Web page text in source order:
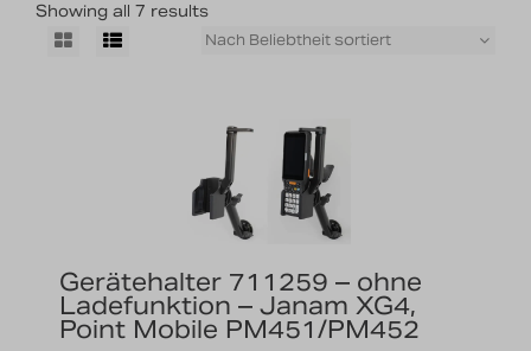
Showing all 7 results
Gerätehalter 711259 – ohne
Ladefunktion – Janam XG4,
Point Mobile PM451/PM452